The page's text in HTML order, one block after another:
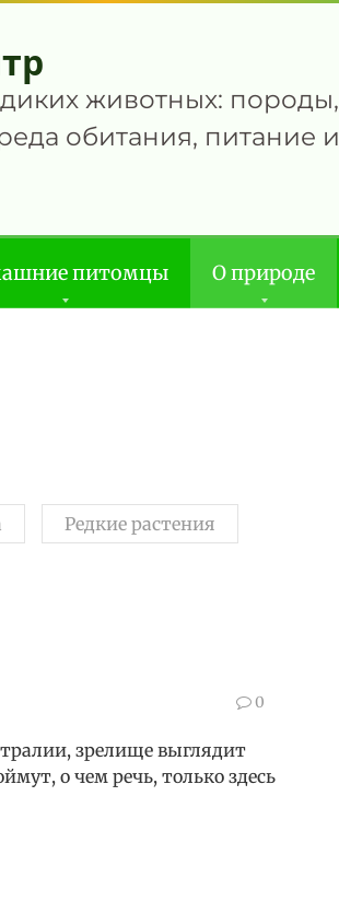
животных: породы,
обитания, питание и
питомцы О природе
Редкие растения
0
зрелище выглядит
о чем речь, только здесь